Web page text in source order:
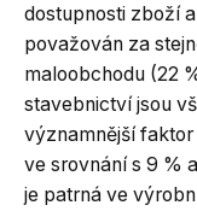
dostupnosti zboží
považován za
maloobchodu (22
stavebnictví jsou
významnější
ve srovnání s 9 %
je patrná ve